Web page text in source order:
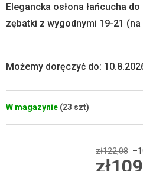
W magazynie (23 szt)
Możemy doręczyć do:
Elegancka osłona łańcucha
zębatki z wygodnymi 19-21
zł122,08